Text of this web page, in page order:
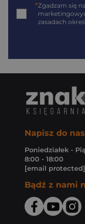
*Zgadzam się
zasadach
Napisz do nas
Poniedziałek -
8:00 - 18:00
[email protected]
Bądź z nami